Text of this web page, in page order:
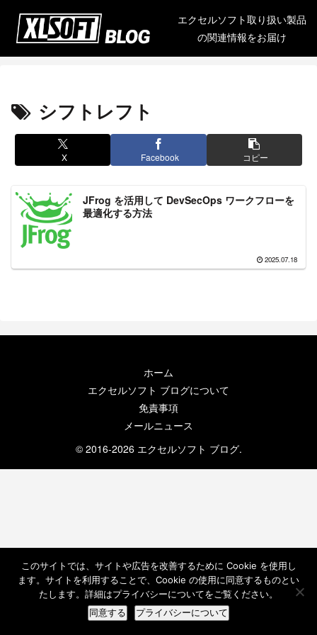
エクセルソフト取り扱い製品
の関連情報をお届け
シフトレフト
X Facebook コピー
JFrog を活用して DevSecOps ワークフローを
最適化する方法
2025.07.18
ホーム
エクセルソフト ブログについて
免責事項
メールニュース
© 2016-2026 エクセルソフト ブログ.
このサイトでは、サイトや広告を改善するために Cookie を使用し
ます。サイトを利用することで、Cookie の使用に同意するものとい
たします。詳細はプライバシーについてをご覧ください。
同意する プライバシーについて